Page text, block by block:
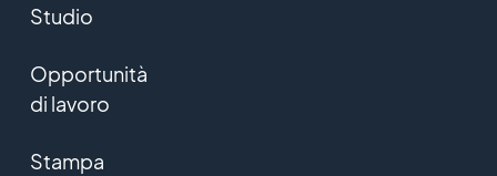
Studio
Opportunità
di lavoro
Stampa